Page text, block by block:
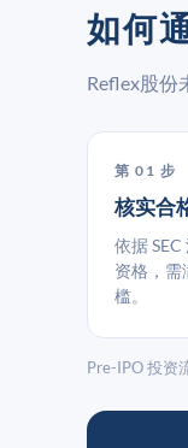
如何
Reflex股份
第 01 步
核实合
依据
资格，需
槛。
Pre-IPO 投资